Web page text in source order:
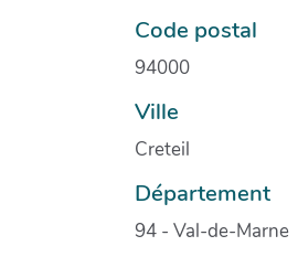
Code postal
94000
Ville
Creteil
Département
94 - Val-de-Marne